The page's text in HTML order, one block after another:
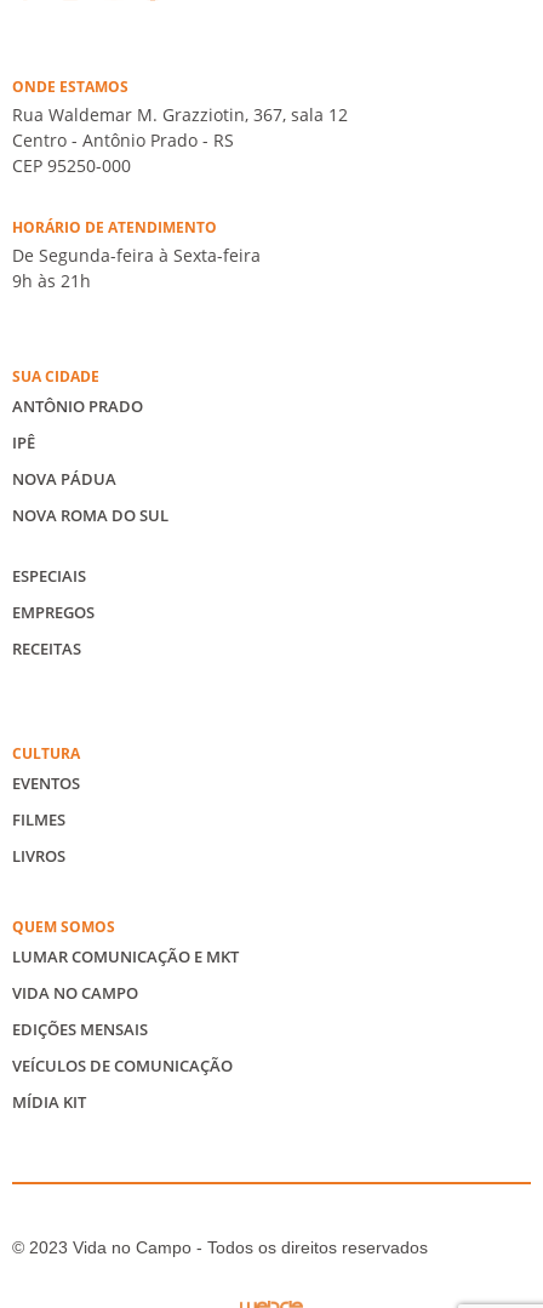
ONDE ESTAMOS
Rua Waldemar M. Grazziotin, 367, sala 12
Centro - Antônio Prado - RS
CEP 95250-000
HORÁRIO DE ATENDIMENTO
De Segunda-feira à Sexta-feira
9h às 21h
SUA CIDADE
ANTÔNIO PRADO
IPÊ
NOVA PÁDUA
NOVA ROMA DO SUL
ESPECIAIS
EMPREGOS
RECEITAS
CULTURA
EVENTOS
FILMES
LIVROS
QUEM SOMOS
LUMAR COMUNICAÇÃO E MKT
VIDA NO CAMPO
EDIÇÕES MENSAIS
VEÍCULOS DE COMUNICAÇÃO
MÍDIA KIT
© 2023 Vida no Campo - Todos os direitos reservados